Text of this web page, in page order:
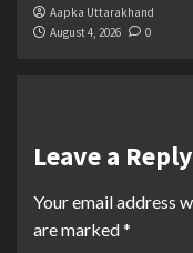
Aapka Uttarakhand
August 4, 2026
0
Leave a Reply
Your email address
are marked*